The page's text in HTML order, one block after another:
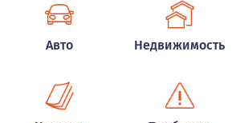
Авто Недвижимость